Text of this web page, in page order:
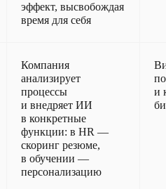
эффект, высвобождая
время для себя
Компания
анализирует
процессы
и внедряет ИИ
в конкретные
функции: в HR —
скоринг резюме,
в обучении —
персонализацию
и